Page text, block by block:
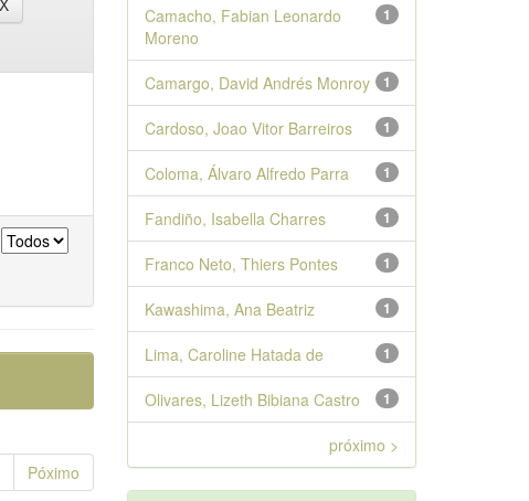
Póximo
1
Camacho, Fabian Leonardo
Moreno
1
Camargo, David Andrés Monroy
1
Cardoso, Joao Vitor Barreiros
1
Coloma, Álvaro Alfredo Parra
1
Fandiño, Isabella Charres
1
Franco Neto, Thiers Pontes
1
Kawashima, Ana Beatriz
1
Lima, Caroline Hatada de
1
Olivares, Lizeth Bibiana Castro
próximo >